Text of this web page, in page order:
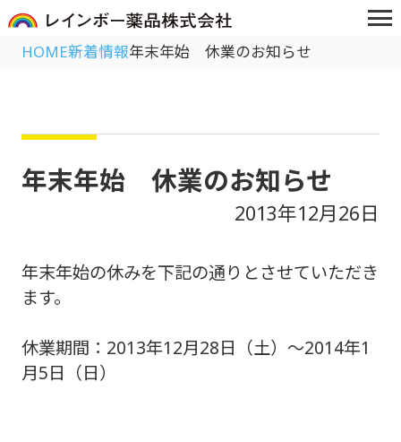
HOME新着情報年末年始 休業のお知らせ
年末年始 休業のお知らせ
2013年12月26日
年末年始の休みを下記の通りとさせていただき
ます。
休業期間：2013年12月28日（土）～2014年1
月5日（日）